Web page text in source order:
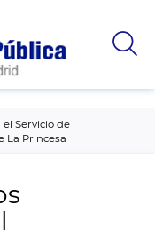
Servicio de
La Princesa